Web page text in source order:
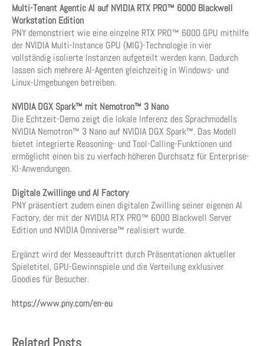
Multi-Tenant Agentic AI auf NVIDIA RTX PRO™ 6000 Blackwell
Workstation Edition
PNY demonstriert wie eine einzelne RTX PRO™ 6000 GPU mithilfe
der NVIDIA Multi-Instance GPU (MIG)-Technologie in vier
vollständig isolierte Instanzen aufgeteilt werden kann. Dadurch
lassen sich mehrere AI-Agenten gleichzeitig in Windows- und
Linux-Umgebungen betreiben.
NVIDIA DGX Spark™ mit Nemotron™ 3 Nano
Die Echtzeit-Demo zeigt die lokale Inferenz des Sprachmodells
NVIDIA Nemotron™ 3 Nano auf NVIDIA DGX Spark™. Das Modell
bietet integrierte Reasoning- und Tool-Calling-Funktionen und
ermöglicht einen bis zu vierfach höheren Durchsatz für Enterprise-
KI-Anwendungen.
Digitale Zwillinge und AI Factory
PNY präsentiert zudem einen digitalen Zwilling seiner eigenen AI
Factory, der mit der NVIDIA RTX PRO™ 6000 Blackwell Server
Edition und NVIDIA Omniverse™ realisiert wurde.
Ergänzt wird der Messeauftritt durch Präsentationen aktueller
Spieletitel, GPU-Gewinnspiele und die Verteilung exklusiver
Goodies für Besucher.
https://www.pny.com/en-eu
Related Posts